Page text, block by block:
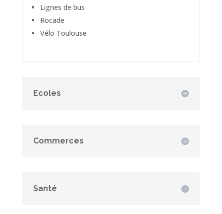
Lignes de bus
Rocade
Vélo Toulouse
Ecoles
Commerces
Santé